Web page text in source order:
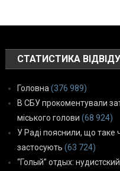
СТАТИСТИКА
Головна (376 989)
В СБУ прокоментували
міського голови (68 924)
У Раді пояснили, що таке
застосують (63 724)
“Голый” отдых: